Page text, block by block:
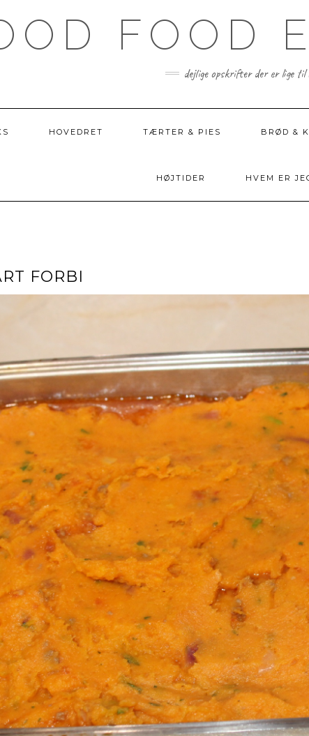
FOOD
dejlige opskrifter der er lige til
HOVEDRET TÆRTER & PIES BRØD &
HØJTIDER HVEM ER
FORBI